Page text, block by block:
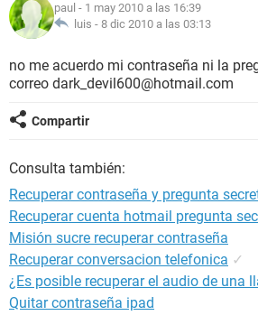
paul - 1 may 2010 a las 16:39
luis - 8 dic 2010 a las 03:13
no me acuerdo mi contraseña ni la
correo dark_devil600@hotmail.com
Compartir
Consulta también:
Recuperar contraseña y pregunta
Recuperar cuenta hotmail pregunta
Misión sucre recuperar contraseña
Recuperar conversacion telefonica ✓
¿Es posible recuperar el audio de una
Quitar contraseña ipad